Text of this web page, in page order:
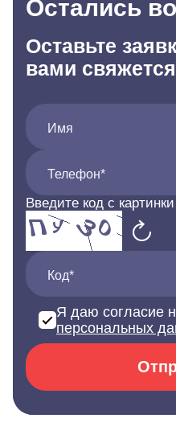
Остались
Оставьте
вами свяжется
Имя
Телефон*
Введите код с картинки
Код*
Я даю согласие
персональных